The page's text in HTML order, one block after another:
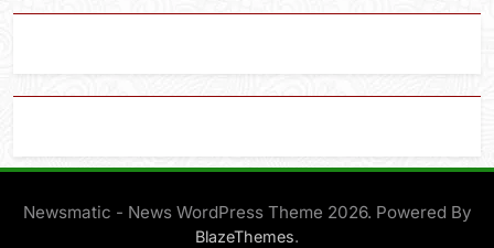
Newsmatic - News WordPress Theme 2026. Powered By
BlazeThemes.